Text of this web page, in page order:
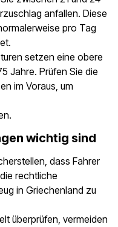
anfallen. Diese
pro Tag
setzen eine obere
Jahre. Prüfen Sie die
im Voraus, um
wichtig sind
dass Fahrer
rechtliche
in Griechenland zu
überprüfen, vermeiden